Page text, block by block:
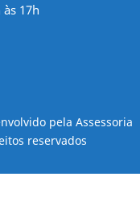
17h
pela Assessoria
reservados